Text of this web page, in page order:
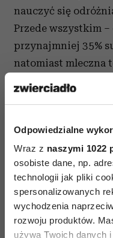
Odpowiedzialne
Wraz z naszymi 1022
osobiste dane, np.
technologii jak pliki
spersonalizowanych
wychodzenia
rozwoju produktów.
używa Twoich danych
nauczyć się
Przede wszystkim
przynajmniej 35%
natomiast mleczna
kakaowego, cukru i
znajdziemy w
dostępne są
zawartością kakao
dodatkiem
znana Gorzka
ziarna kakaowego,